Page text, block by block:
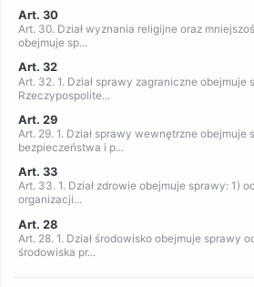
Art. 30
Art. 30. Dział wyznania religijne oraz
obejmuje sp...
Art. 32
Art. 32. 1. Dział sprawy zagraniczne obejmuje
Rzeczypospolite...
Art. 29
Art. 29. 1. Dział sprawy wewnętrzne obejmuje
bezpieczeństwa i p...
Art. 33
Art. 33. 1. Dział zdrowie obejmuje sprawy: 1)
organizacji...
Art. 28
Art. 28. 1. Dział środowisko obejmuje sprawy
środowiska pr...